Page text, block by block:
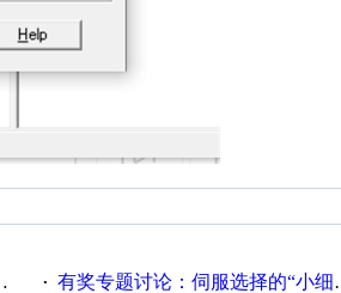
· 有奖专题讨论：伺服选择的“小细节大学问”奖励公告